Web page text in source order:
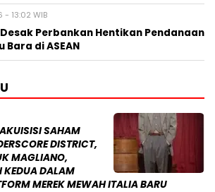
13:02 WIB
Perbankan Hentikan Pendanaan
di ASEAN
SAHAM
DISTRICT,
MAGLIANO,
KEDUA DALAM
MEREK MEWAH ITALIA BARU